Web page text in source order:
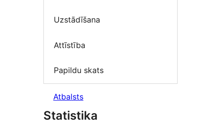
Uzstādīšana
Attīstība
Papildu skats
Atbalsts
Statistika